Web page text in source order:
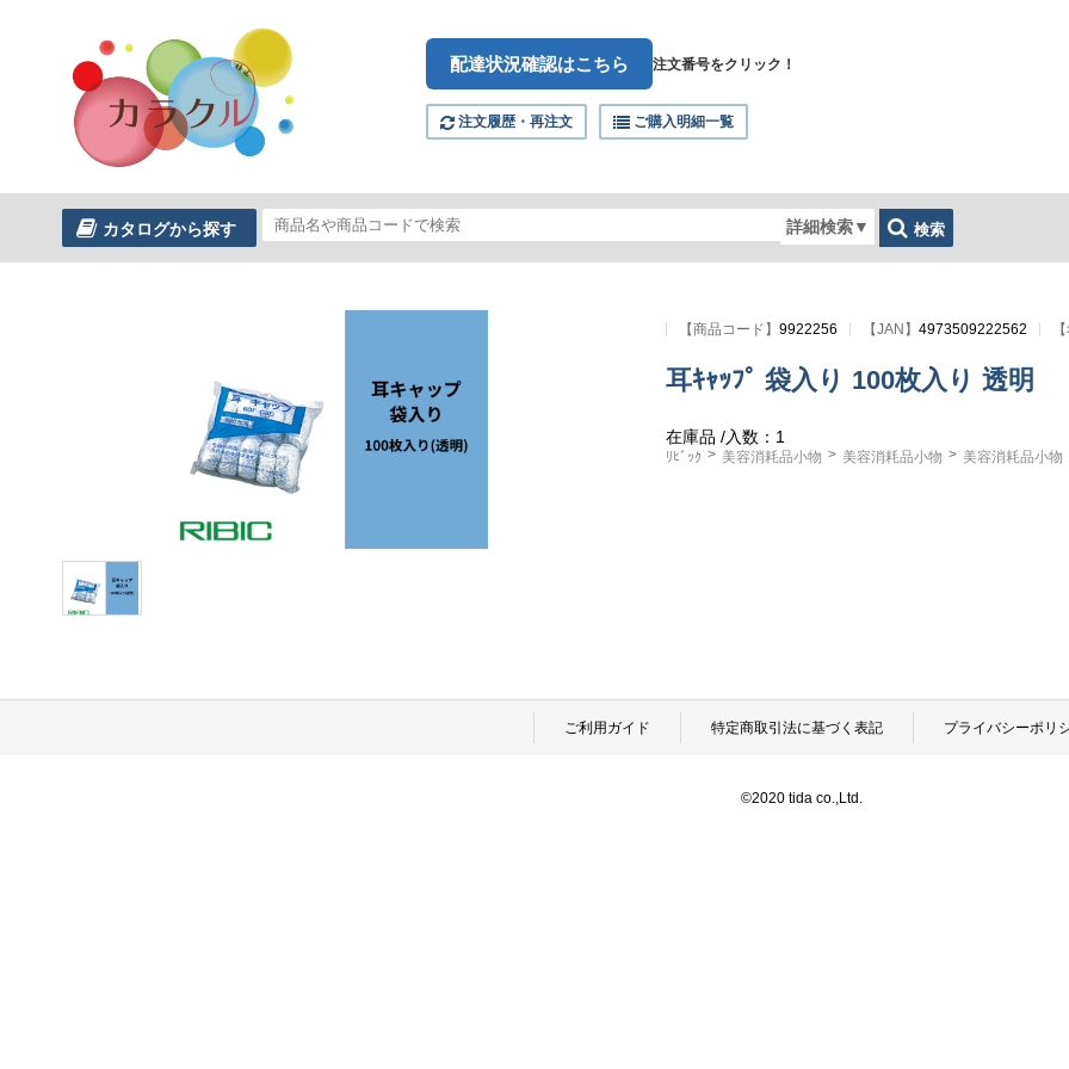
配達状況確認はこちら 注文番号をクリック！
注文履歴・再注文 ご購入明細一覧
カタログから探す 詳細検索▼ 検索
【商品コード】9922256 【JAN】4973509222562
耳ｷｬｯﾌﾟ 袋入り 100枚入り 透明
在庫品 /入数：1
ﾘﾋﾞｯｸ 美容消耗品小物 美容消耗品小物 美容消耗品小物
ご利用ガイド 特定商取引法に基づく表記 プライバシーポリ
©2020 tida co.,Ltd.